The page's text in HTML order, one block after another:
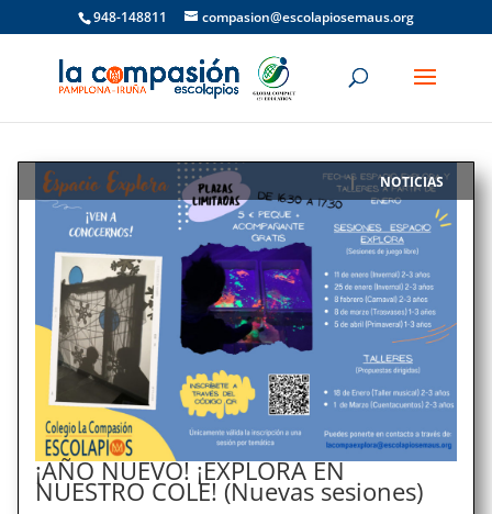
948-148811 compasion@escolapiosemaus.org
¡AÑO NUEVO! ¡EXPLORA EN
NUESTRO COLE! (Nuevas sesiones)
| NOTICIAS